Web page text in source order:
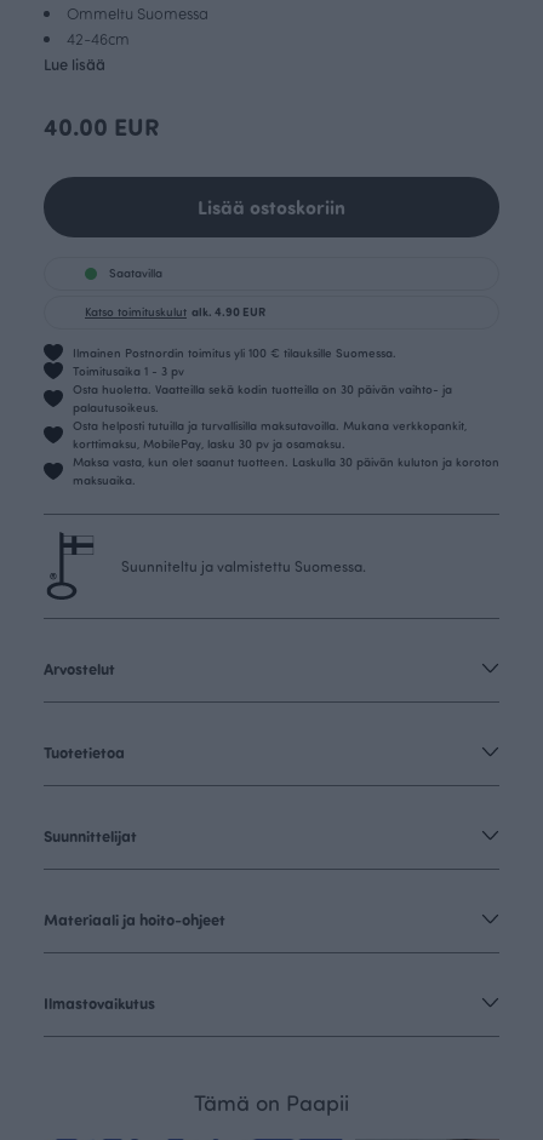
Ommeltu Suomessa
42-46cm
Lue lisää
40.00 EUR
Lisää ostoskoriin
Saatavilla
Katso toimituskulut alk. 4.90 EUR
Ilmainen Postnordin toimitus yli 100 € tilauksille Suomessa.
Toimitusaika 1 - 3 pv
Osta huoletta. Vaatteilla sekä kodin tuotteilla on 30 päivän vaihto- ja
palautusoikeus.
Osta helposti tutuilla ja turvallisilla maksutavoilla. Mukana verkkopankit,
korttimaksu, MobilePay, lasku 30 pv ja osamaksu.
Maksa vasta, kun olet saanut tuotteen. Laskulla 30 päivän kuluton ja koroton
maksuaika.
Suunniteltu ja valmistettu Suomessa.
Arvostelut
Tuotetietoa
Suunnittelijat
Materiaali ja hoito-ohjeet
Ilmastovaikutus
Tämä on Paapii